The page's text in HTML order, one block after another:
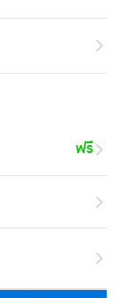
ฟรี